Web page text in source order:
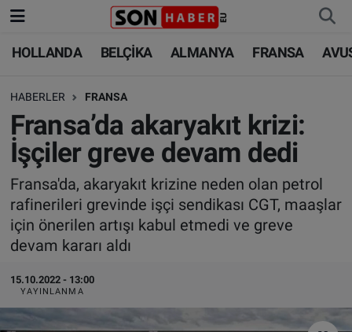
HOLLANDA BELÇİKA ALMANYA FRANSA
HABERLER FRANSA
Fransa’da akaryakıt krizi:
İşçiler greve devam dedi
Fransa'da, akaryakıt krizine neden olan petrol
rafinerileri grevinde işçi sendikası CGT, maaşlar
için önerilen artışı kabul etmedi ve greve
devam kararı aldı
15.10.2022 - 13:00
YAYINLANMA
HOLLANDA
BELÇİKA
ALMANYA
FRANSA
AVUSTURYA
HOLLANDA
BELÇİKA
ALMANYA
TÜRKİYE
DÜNYA
Nöbetçi Eczaneler
Hava Durumu
Trafik Durumu
Süper Lig Puan Durumu ve Fikstür
Tüm Manşetler